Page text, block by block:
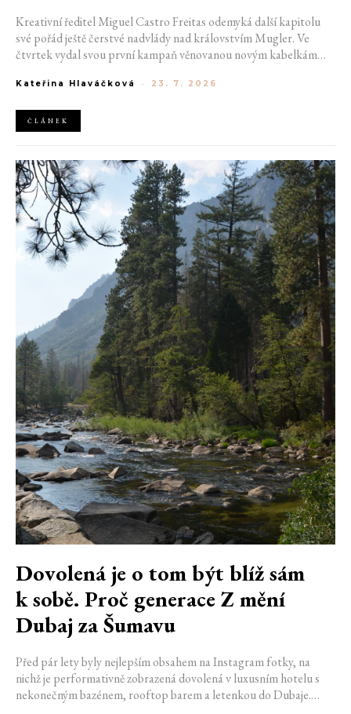
Kreativní ředitel Miguel Castro Freitas odemyká další kapitolu
své pořád ještě čerstvé nadvlády nad královstvím Mugler. Ve
čtvrtek vydal svou první kampaň věnovanou novým kabelkám
do módního domu dorazil. Umně mísí výrazy minulosti a dávných
Kateřina Hlaváčková - 23. 7. 2026
ČLÁNEK
Dovolená je o tom být blíž sám
k sobě. Proč generace Z mění
Dubaj za Šumavu
Před pár lety byly nejlepším obsahem na Instagram fotky, na
nichž je performativně zobrazená dovolená v luxusním hotelu s
nekonečným bazénem, rooftop barem a letenkou do Dubaje.